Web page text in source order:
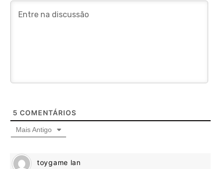
5 COMENTÁRIOS
Mais Antigo
toygame lan